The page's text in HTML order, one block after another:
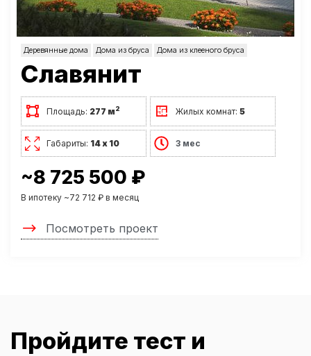
Деревянные дома Дома из бруса Дома из клееного бруса
Славянит
Площадь: 277 м2 Жилых комнат:5
Габариты: 14 х 10 3 мес
~8 725 500 ₽
В ипотеку ~72 712 ₽ в месяц
Посмотреть проект
Пройдите тест и